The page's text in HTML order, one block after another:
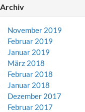
Archiv
November 2019
Februar 2019
Januar 2019
März 2018
Februar 2018
Januar 2018
Dezember 2017
Februar 2017